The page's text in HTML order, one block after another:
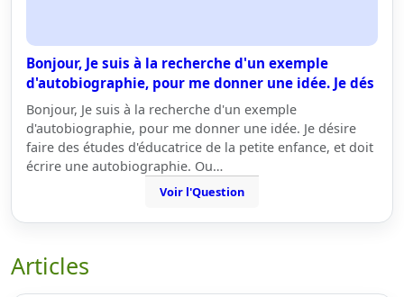
Bonjour, Je suis à la recherche d'un exemple
d'autobiographie, pour me donner une idée. Je dés
Bonjour, Je suis à la recherche d'un exemple
d'autobiographie, pour me donner une idée. Je désire
faire des études d'éducatrice de la petite enfance, et doit
écrire une autobiographie. Ou…
Voir l'Question
Articles